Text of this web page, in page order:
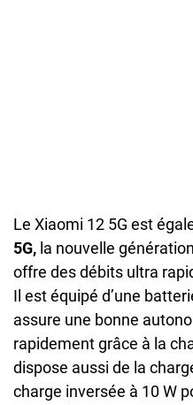
Le Xiaomi 12 5G est
5G, la nouvelle
offre des débits ultra
Il est équipé d’une
assure une bonne
rapidement grâce à la
dispose aussi de la
charge inversée à 10 W